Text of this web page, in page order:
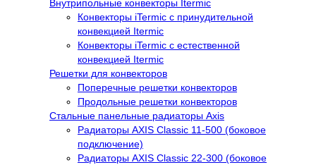
Внутрипольные конвекторы Itermic
Конвекторы iTermic c принудительной
конвекцией Itermic
Конвекторы iTermic с естественной
конвекцией Itermic
Решетки для конвекторов
Поперечные решетки конвекторов
Продольные решетки конвекторов
Стальные панельные радиаторы Axis
Радиаторы AXIS Classic 11-500 (боковое
подключение)
Радиаторы AXIS Classic 22-300 (боковое